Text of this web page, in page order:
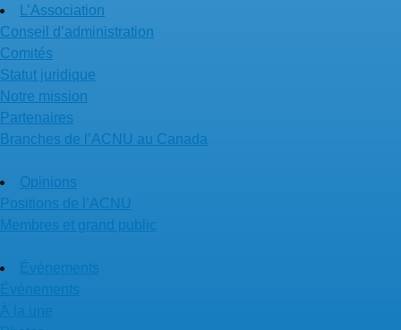
L’Association
Conseil d’administration
Comités
Statut juridique
Notre mission
Partenaires
Branches de l’ACNU au Canada
Opinions
Positions de l’ACNU
Membres et grand public
Événements
Événements